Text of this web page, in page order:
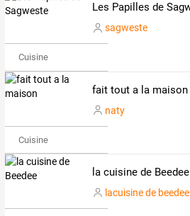
sagweste
Cuisine
fait tout a la maison
naty
Cuisine
la cuisine de Beedee
lacuisine de beedee